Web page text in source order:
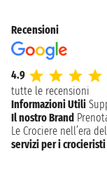
Recensioni
4.9
tutte le recensioni
Informazioni Utili
Il nostro Brand
Le Crociere nell’era
servizi per i crocieristi